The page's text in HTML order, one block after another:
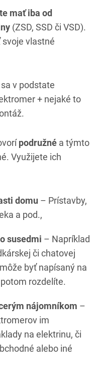
mať iba od
(ZSD, SSD či VSD).
vlastné
v podstate
+ nejaké to
podružné a týmto
Využijete ich
domu – Prístavby,
a pod.,
susedmi – Napríklad
či chatovej
byť napísaný na
rozdelíte.
nájomníkom –
im
na elektrinu, či
alebo iné